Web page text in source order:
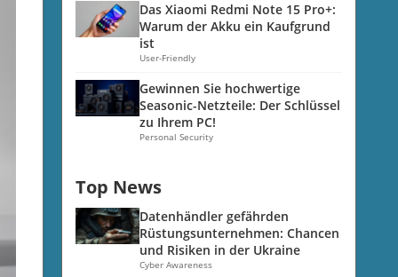
Das Xiaomi Redmi Note 15 Pro+:
Warum der Akku ein Kaufgrund
ist
User-Friendly
Gewinnen Sie hochwertige
Seasonic-Netzteile: Der Schlüssel
zu Ihrem PC!
Personal Security
Top News
Datenhändler gefährden
Rüstungsunternehmen: Chancen
und Risiken in der Ukraine
Cyber Awareness